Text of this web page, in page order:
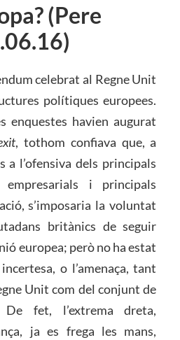
(Pere
celebrat al Regne Unit
polítiques europees.
enquestes havien augurat
, tothom confiava que, a
a l’ofensiva dels principals
i principals
s’imposaria la voluntat
britànics de seguir
europea; però no ha estat
o l’amenaça, tant
Unit com del conjunt de
fet, l’extrema dreta,
ja es frega les mans,